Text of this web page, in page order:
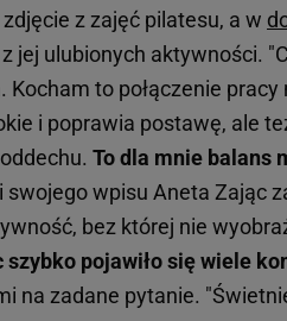
z zajęć pilatesu, a w
z jej ulubionych aktywności.
Kocham to połączenie
i poprawia postawę, ale
To dla mnie balans
swojego wpisu Aneta Zając
bez której nie
szybko pojawiło się wiele
na zadane pytanie.